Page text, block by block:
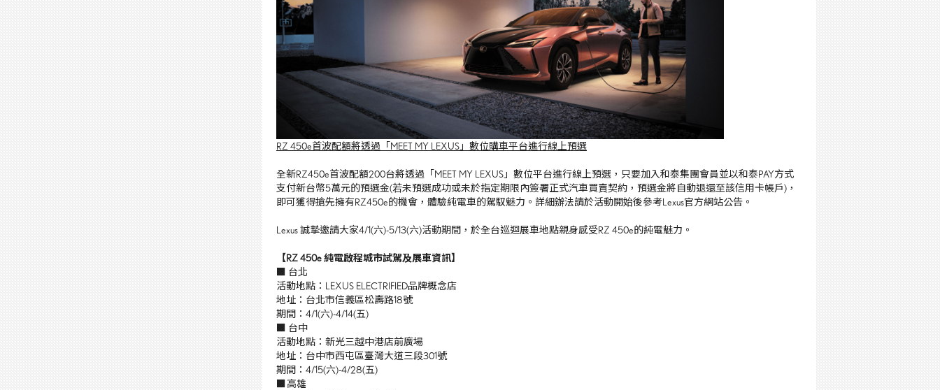
RZ 450e首波配額將透過「MEET MY LEXUS」數位購車平台進行線上預選
全新RZ450e首波配額200台將透過「 MEET MY LEXUS 」數位平台進行線上預選，只要加入和泰集團會員並以和泰PAY方式
支付新台幣5萬元的預選金(若未預選成功或未於指定期限內簽署正式汽車買賣契約，預選金將自動退還至該信用卡帳戶) ，
即可獲得搶先擁有RZ450e的機會，體驗純電車的駕馭魅力。詳細辦法請於活動開始後參考Lexus官方網站公告。
Lexus誠摯邀請大家4/1(六)-5/13(六)活動期間，於全台巡迴展車地點親身感受RZ 450e的純電魅力。
【RZ 450e純電啟程城市試駕及展車資訊】
■ 台北
活動地點： LEXUS ELECTRIFIED品牌概念店
地址：台北市信義區松壽路18號
期間： 4/1(六)-4/14(五)
■ 台中
活動地點：新光三越中港店前廣場
地址：台中市西屯區臺灣大道三段301號
期間： 4/15(六)-4/28(五)
■ 高雄